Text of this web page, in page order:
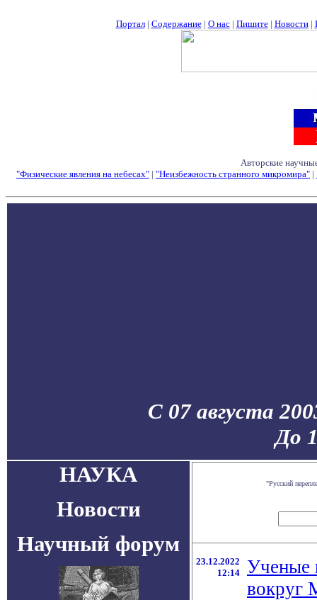
Портал| Содержание| О нас| Пишите| Новости|
Авторские
"Физические явления на небесах" | "Неизбежность странного микромира" |
С 07 августа
До
НАУКА
Новости
Научный форум
"Русский
23.12.2022
12:14
Ученые
вокруг